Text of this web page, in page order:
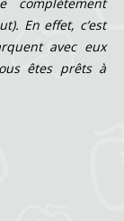
complètement
En effet, c’est
avec eux
êtes prêts à